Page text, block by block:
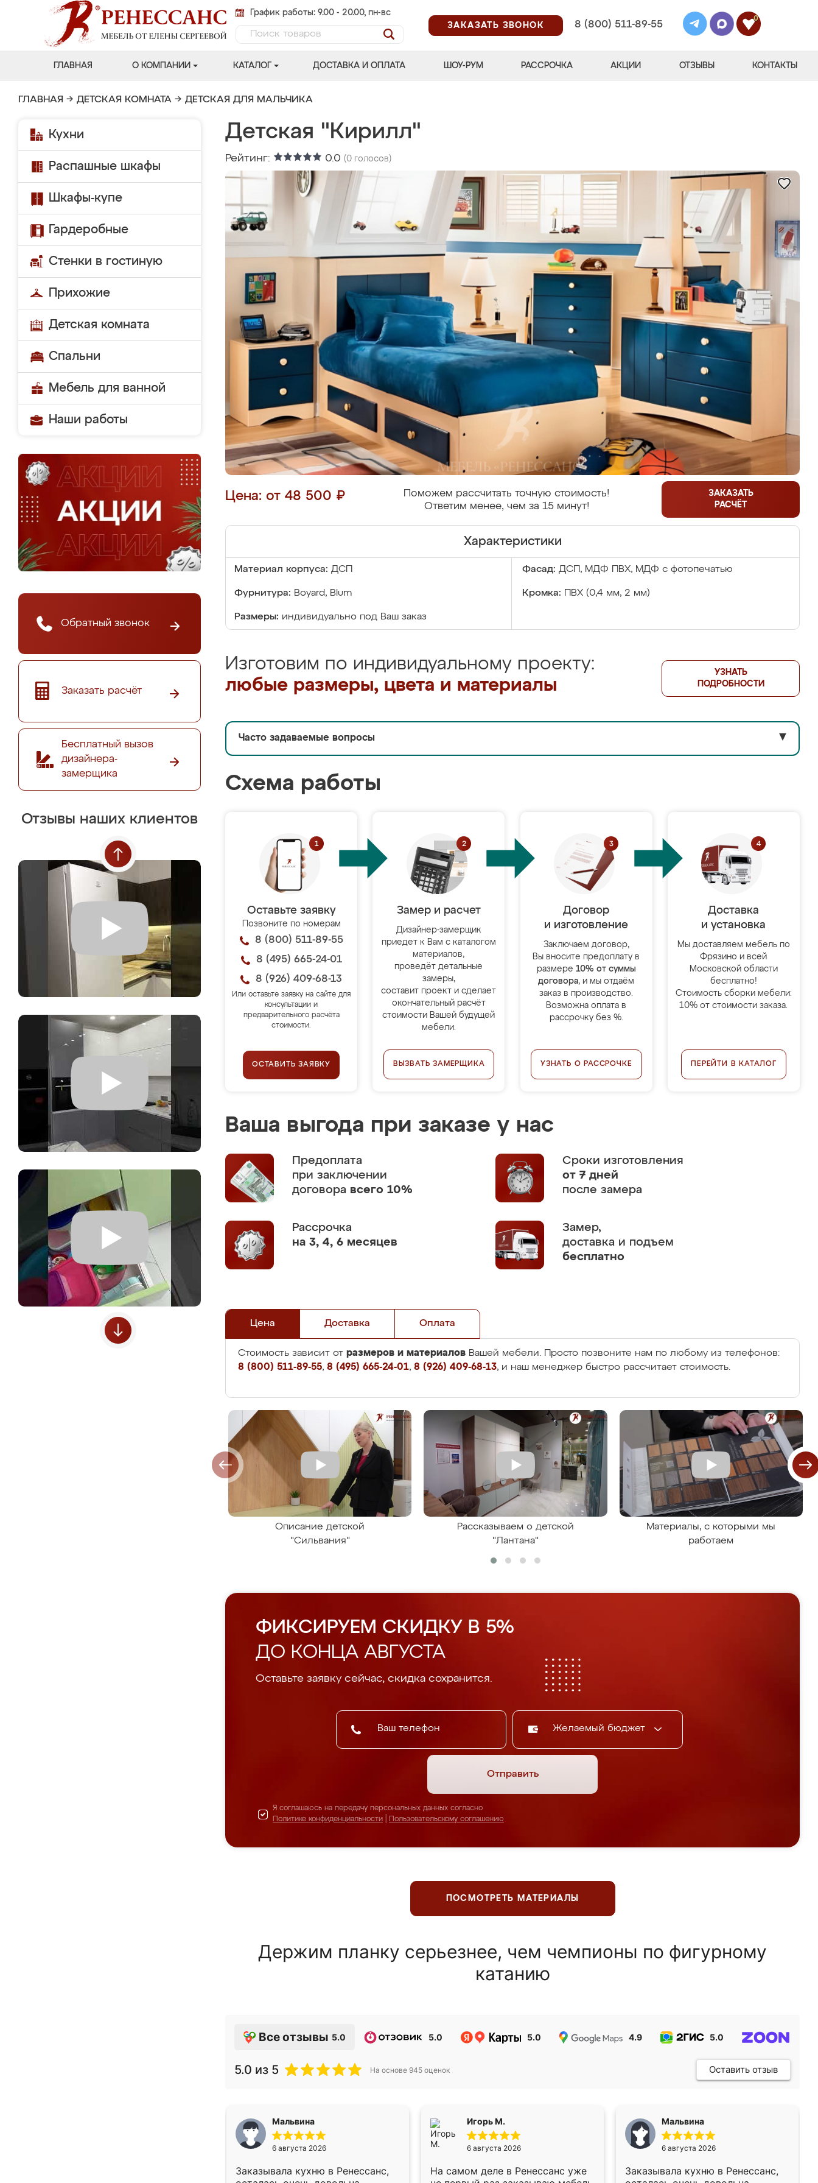
График работы: 9.00 - 20.00, пн-вс
ЗАКАЗАТЬ ЗВОНОК
8 (800) 511-89-55
0
ГЛАВНАЯ О КОМПАНИИ КАТАЛОГ ДОСТАВКА И ОПЛАТА ШОУ-РУМ РАССРОЧКА АКЦИИ ОТЗЫВЫ КОНТАКТЫ
ГЛАВНАЯ → ДЕТСКАЯ КОМНАТА → ДЕТСКАЯ ДЛЯ МАЛЬЧИКА
Кухни
Распашные шкафы
Шкафы-купе
Гардеробные
Стенки в гостиную
Прихожие
Детская комната
Спальни
Мебель для ванной
Наши работы
Обратный звонок
Заказать расчёт
Бесплатный вызов
дизайнера-
замерщика
Отзывы наших клиентов
Детская "Кирилл"
Рейтинг: 0.0 (0 голосов)
Цена: от 48 500 ₽
Поможем рассчитать точную стоимость!
Ответим менее, чем за 15 минут!
ЗАКАЗАТЬ
РАСЧЁТ
Характеристики
Материал корпуса: ДСП Фасад: ДСП, МДФ ПВХ, МДФ с фотопечатью
Фурнитура: Boyard, Blum Кромка: ПВХ (0,4 мм, 2 мм)
Размеры: индивидуально под Ваш заказ
Изготовим по индивидуальному проекту:
любые размеры, цвета и материалы
УЗНАТЬ
ПОДРОБНОСТИ
Часто задаваемые вопросы ▼
Схема работы
Оставьте заявку
Позвоните по номерам
8 (800) 511-89-55
8 (495) 665-24-01
8 (926) 409-68-13
Или оставьте заявку на сайте для
консультации и
предварительного расчёта
стоимости.
ОСТАВИТЬ ЗАЯВКУ
Замер и расчет
Дизайнер-замерщик
приедет к Вам с каталогом
материалов,
проведёт детальные
замеры,
составит проект и сделает
окончательный расчёт
стоимости Вашей будущей
мебели.
ВЫЗВАТЬ ЗАМЕРЩИКА
Договор
и изготовление
Заключаем договор,
Вы вносите предоплату в
размере 10% от суммы
договора, и мы отдаём
заказ в производство.
Возможна оплата в
рассрочку без %.
УЗНАТЬ О РАССРОЧКЕ
Доставка
и установка
Мы доставляем мебель по
Фрязино и всей
Московской области
бесплатно!
Стоимость сборки мебели:
10% от стоимости заказа.
ПЕРЕЙТИ В КАТАЛОГ
Ваша выгода при заказе у нас
Предоплата
при заключении
договора всего 10%
Сроки изготовления
от 7 дней
после замера
Рассрочка
на 3, 4, 6 месяцев
Замер,
доставка и подъем
бесплатно
Цена Доставка Оплата
Стоимость зависит от размеров и материалов Вашей мебели. Просто позвоните нам по любому из телефонов:
8 (800) 511-89-55, 8 (495) 665-24-01, 8 (926) 409-68-13, и наш менеджер быстро рассчитает стоимость.
Описание детской
"Сильвания"
Рассказываем о детской
"Лантана"
Материалы, с которыми мы
работаем
ФИКСИРУЕМ СКИДКУ В 5%
ДО КОНЦА АВГУСТА
Оставьте заявку сейчас, скидка сохранится.
Желаемый бюджет
Отправить
Я соглашаюсь на передачу персональных данных согласно
Политике конфиденциальности
Пользовательскому соглашению
ПОСМОТРЕТЬ МАТЕРИАЛЫ
Держим планку серьезнее, чем чемпионы по фигурному
катанию
Все отзывы 5.0 5.0 5.0 4.9 5.0
5.0 из 5 На основе 945 оценок Оставить отзыв
Мальвина
6 августа 2026
Заказывала кухню в Ренессанс,
Игорь М.
6 августа 2026
На самом деле в Ренессанс уже
Мальвина
6 августа 2026
Заказывала кухню в Ренессанс,